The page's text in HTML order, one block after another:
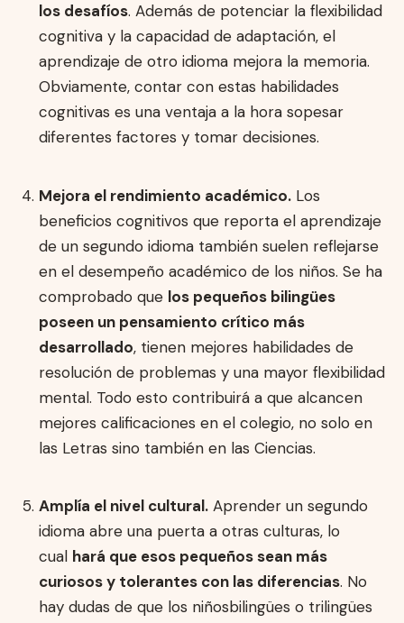
los desafíos. Además de potenciar la flexibilidad
cognitiva y la capacidad de adaptación, el
aprendizaje de otro idioma mejora la memoria.
Obviamente, contar con estas habilidades
cognitivas es una ventaja a la hora sopesar
diferentes factores y tomar decisiones.
Mejora el rendimiento académico. Los
beneficios cognitivos que reporta el aprendizaje
de un segundo idioma también suelen reflejarse
en el desempeño académico de los niños. Se ha
comprobado que los pequeños bilingües
poseen un pensamiento crítico más
desarrollado, tienen mejores habilidades de
resolución de problemas y una mayor flexibilidad
mental. Todo esto contribuirá a que alcancen
mejores calificaciones en el colegio, no solo en
las Letras sino también en las Ciencias.
Amplía el nivel cultural. Aprender un segundo
idioma abre una puerta a otras culturas, lo
cual hará que esos pequeños sean más
curiosos y tolerantes con las diferencias. No
hay dudas de que los niñosbilingües o trilingües